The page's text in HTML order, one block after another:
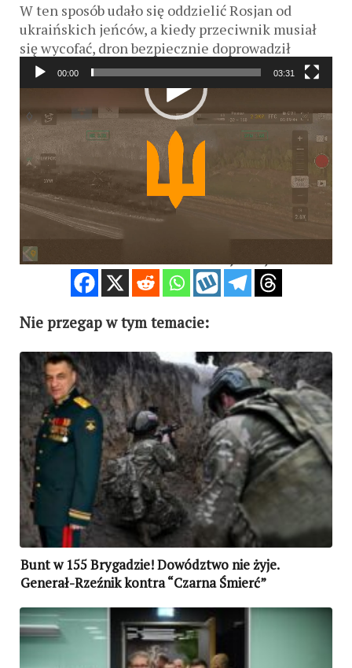
W ten sposób udało się oddzielić Rosjan od
ukraińskich jeńców, a kiedy przeciwnik musiał
się wycofać, dron bezpiecznie doprowadził
odbitych Ukraińców do ich własnych pozycji.
video
00:00 03:31
Zobacz także: Rosja: spadek do zera! Trump ich
totalnie dobił
KAS
< IDŹ POD PRĄD ZOBACZ INNY >
Nie przegap w tym temacie:
Bunt w 155 Brygadzie! Dowództwo nie żyje.
Generał-Rzeźnik kontra “Czarna Śmierć”